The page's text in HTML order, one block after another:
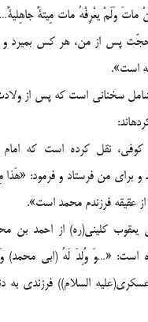
پس از من، هر كس بميرد و
است».
شامل سخناني است كه پس از
كوفي، نقل كرده است كه
و براي من فرستاد و فرمود: «هَذا
يعقوب كليني(ره) از احمد
السلام)) فرزندي به